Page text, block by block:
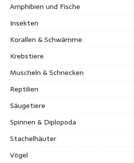
Amphibien und Fische
Insekten
Korallen & Schwämme
Krebstiere
Muscheln & Schnecken
Reptilien
Säugetiere
Spinnen & Diplopoda
Stachelhäuter
Vögel